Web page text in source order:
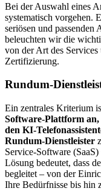
Bei der Auswahl eines
systematisch vorgehen.
seriösen und passenden
beleuchten wir die
von der Art des
Zertifizierung.
Rundum-
Ein zentrales Kriterium
Software-Plattform
den KI-
Rundum-Dienstleister
Service-Software
Lösung bedeutet, dass
begleitet – von der
Ihre Bedürfnisse bis hin